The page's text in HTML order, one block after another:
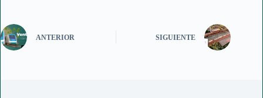
ANTERIOR SIGUIENTE